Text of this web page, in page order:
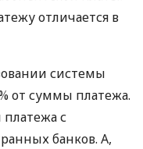
отличается в
системы
от суммы платежа.
с
банков. А,